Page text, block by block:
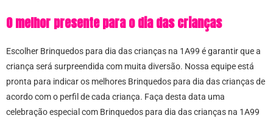
O melhor presente para o dia das crianças
Escolher Brinquedos para dia das crianças na 1A99 é garantir que a
criança será surpreendida com muita diversão. Nossa equipe está
pronta para indicar os melhores Brinquedos para dia das crianças de
acordo com o perfil de cada criança. Faça desta data uma
celebração especial com Brinquedos para dia das crianças na 1A99